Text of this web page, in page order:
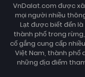
VnDalat.com được
mọi người nhiều
Lạt được biết đến
thành phố trong
cố gắng cung cấp
Việt Nam, thành phố
những địa điểm